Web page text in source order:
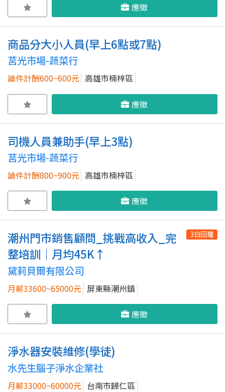
應徵
商品分大小人員(早上6點或7點)
莒光市場-蔬菜行
論件計酬600~600元 高雄市楠梓區
應徵
司機人員兼助手(早上3點)
莒光市場-蔬菜行
論件計酬800~900元 高雄市楠梓區
應徵
潮州門市銷售顧問_挑戰高收入_完
整培訓｜月均45K↑
3日回覆
黛莉貝爾有限公司
月薪33600~65000元 屏東縣潮州鎮
應徵
淨水器安裝維修(學徒)
水先生腦子淨水企業社
月薪33000~60000元 台南市歸仁區